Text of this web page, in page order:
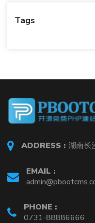
Tags
ADDRESS : 湖南长
EMAIL :
PHONE :
0731-88886666